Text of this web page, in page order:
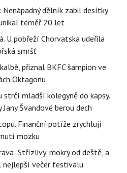
Nenápadný dělník zabil desítky
téměř 20 let
U pobřeží Chorvatska udeřila
smršť
přiznal BKFC šampion ve
Oktagonu
strčí mladší kolegyně do kapsy.
Švandové berou dech
Finanční potíže zrychlují
mozku
Střízlivý, mokrý od deště, a
nejlepší večer festivalu